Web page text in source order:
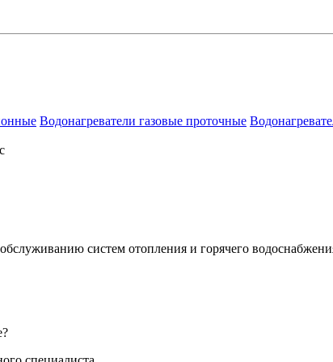
Водонагреватели газовые проточные
систем отопления и горячего